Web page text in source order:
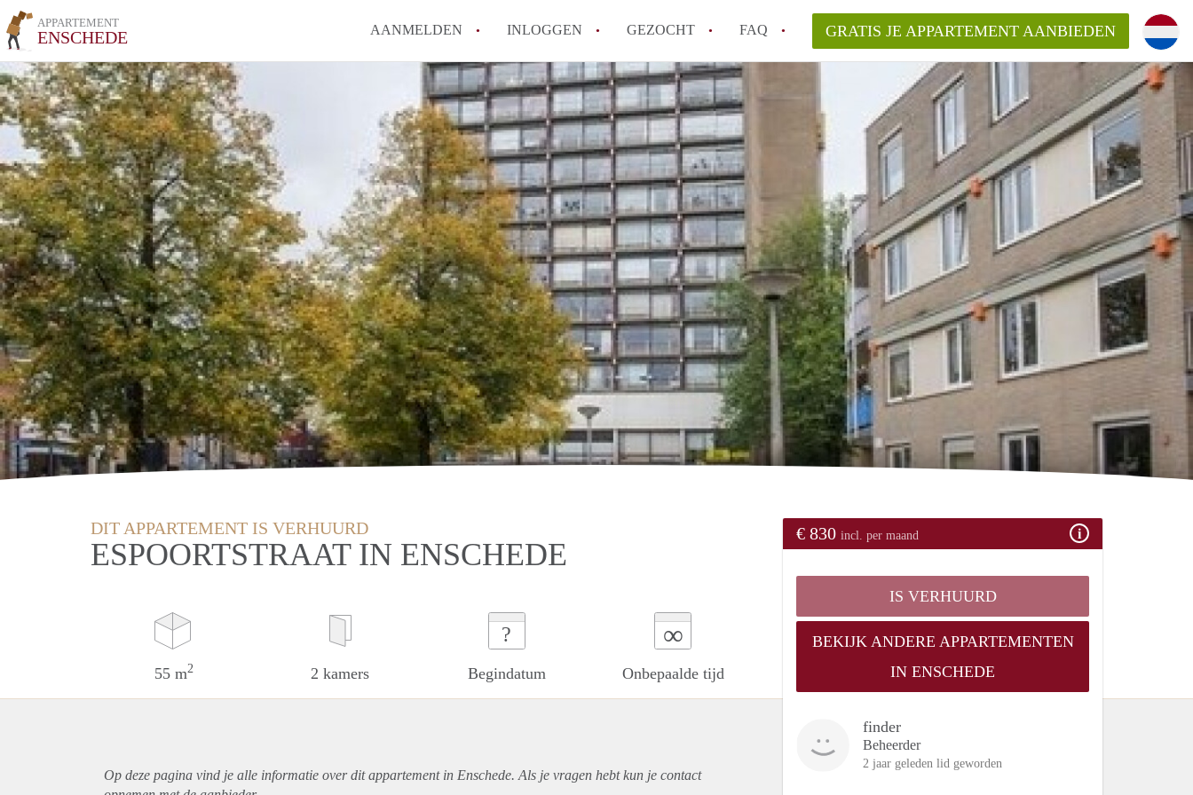
APPARTEMENT
ENSCHEDE AANMELDEN INLOGGEN GEZOCHT FAQ
How to translate AppartementEnschede!
Wat is AppartementEnschede?
Hoeveel kost het om te reageren op een Appartement in Enschede?
Wat is de privacyverklaring van AppartementEnschede?
Berekent AppartementEnschede
makelaarsvergoeding/bemiddelingsvergoeding?
Alle veelgestelde vragen
GRATIS JE APPARTEMENT AANBIEDEN
DIT APPARTEMENT IS VERHUURD
ESPOORTSTRAAT IN ENSCHEDE
55 m2 2 kamers
?
Begindatum
∞
Onbepaalde tijd
€ 830 incl. per maand
IS VERHUURD
BEKIJK ANDERE APPARTEMENTEN
IN ENSCHEDE
finder
Beheerder
2 jaar geleden lid geworden
Op deze pagina vind je alle informatie over ditappartementin Enschede. Als je vragen hebt kun je contact